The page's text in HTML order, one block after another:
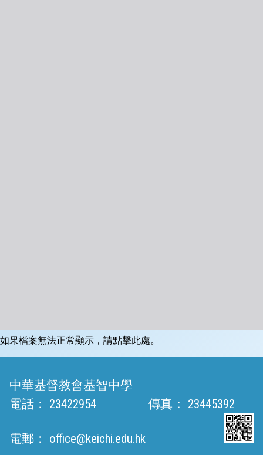
如果檔案無法正常顯示，請點擊此處。
中華基督教會基智中學
電話：
23422954 傳真： 23445392
電郵： office@keichi.edu.hk